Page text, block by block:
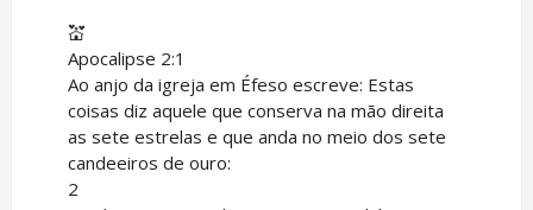
💒
Apocalipse 2:1
Ao anjo da igreja em Éfeso escreve: Estas
coisas diz aquele que conserva na mão direita
as sete estrelas e que anda no meio dos sete
candeeiros de ouro:
2